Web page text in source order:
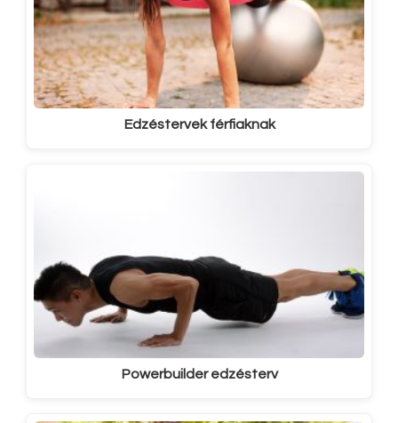
Edzéstervek férfiaknak
Powerbuilder edzésterv